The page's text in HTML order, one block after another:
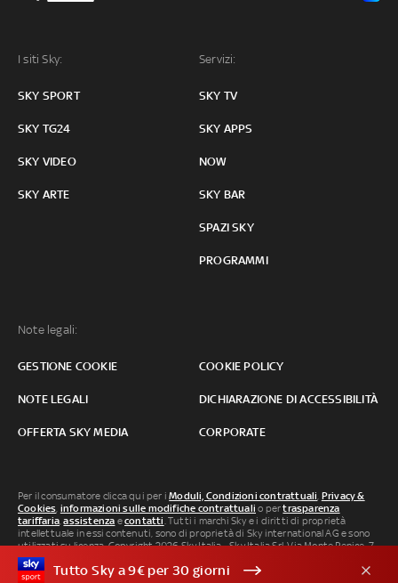
I siti Sky:
SKY SPORT
SKY TG24
SKY VIDEO
SKY ARTE
Servizi:
SKY TV
SKY APPS
NOW
SKY BAR
SPAZI SKY
PROGRAMMI
Note legali:
GESTIONE COOKIE COOKIE POLICY
NOTE LEGALI DICHIARAZIONE DI ACCESSIBILITÀ
OFFERTA SKY MEDIA CORPORATE
Per il consumatore clicca qui per iModuli, Condizioni contrattuali Privacy &
Cookies informazioni sulle modifiche contrattuali o pertrasparenza
tariffaria ,assistenza econtatti . Tutti i marchi Sky e i diritti di proprietà
intellettuale in essi contenuti, sono di proprietà di Sky international AG e sono
utilizzati su licenza. Copyright 2026 Sky Italia - Sky Italia Srl Via Monte Penice, 7 -
20138 Milano P.IVA 04619241005. SkyTG24: ISSN 3035-1537 e SkySport: ISSN
3035-1545.Segnalazione Abusi
Tutto Sky a 9€ per 30 giorni